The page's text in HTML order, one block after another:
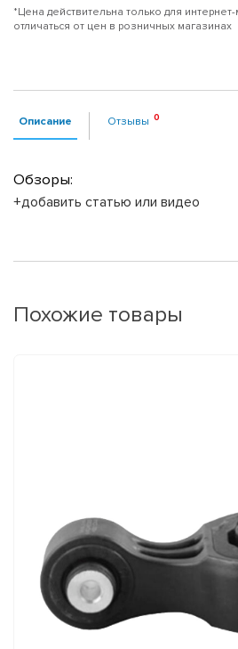
*Цена действительна только для
отличаться от цен в розничных магазинах
Описание Отзывы
Обзоры:
+добавить статью или видео
Похожие товары